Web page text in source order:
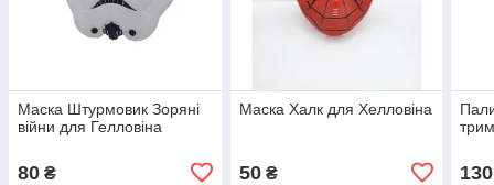
Маска Штурмовик Зоряні
війни для Гелловіна
80 ₴
Маска Халк для Хелловіна
50₴ 130